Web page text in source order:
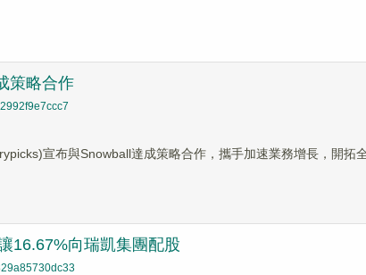
策略合作
宣布與Snowball達成策略合作，攜手加速業務增長，開拓
16.67%向瑞凱集團配股